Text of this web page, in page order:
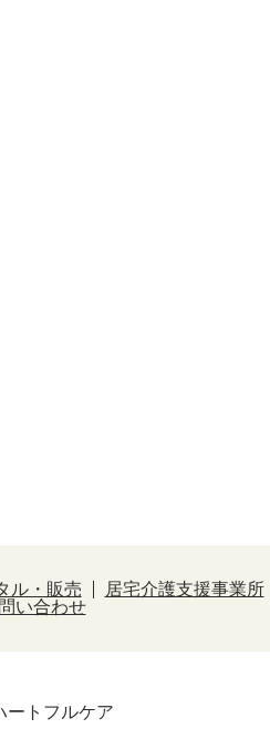
ル・販売 居宅介護支援事業所
い合わせ
ートフルケア